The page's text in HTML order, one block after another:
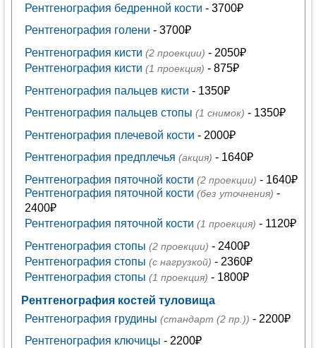
Рентгенография бедренной кости - 3700₽
Рентгенография голени - 3700₽
Рентгенография кисти (2 проекции) - 2050₽
Рентгенография кисти (1 проекция) - 875₽
Рентгенография пальцев кисти - 1350₽
Рентгенография пальцев стопы (1 снимок) - 1350₽
Рентгенография плечевой кости - 2000₽
Рентгенография предплечья (акция) - 1640₽
Рентгенография пяточной кости (2 проекции) - 1640₽
Рентгенография пяточной кости (без уточнения) -
2400₽
Рентгенография пяточной кости (1 проекция) - 1120₽
Рентгенография стопы (2 проекции) - 2400₽
Рентгенография стопы (с нагрузкой) - 2360₽
Рентгенография стопы (1 проекция) - 1800₽
Рентгенография костей туловища
Рентгенография грудины (стандарт (2 пр.)) - 2200₽
Рентгенография ключицы - 2200₽